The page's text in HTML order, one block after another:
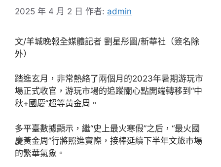
2025 年 4 月 2 日 作者: admin
文/羊城晚報全媒體記者 劉星彤圖/新華社（簽名除
外）
踏進玄月，非常熱絡了兩個月的2023年暑期游玩市
場正式收官，游玩市場的追蹤關心點開端轉移到“中
秋+國慶”超等黃金周。
多平臺數據顯示，繼“史上最火寒假”之后，“最火國
慶黃金周”行將照進實際，接棒延續下半年文旅市場
的繁華氣象。